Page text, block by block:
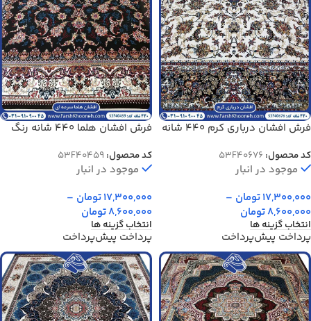
فرش افشان درباری کرم 440 شانه
کد محصول: 53F40676
موجود در انبار
17,300,000تومان –
8,600,000تومان
انتخاب گزینه ها
پرداخت پیش‌پرداخت
فرش افشان هلما 440 شانه رنگ
کد محصول: 53F40459
موجود در انبار
17,300,000تومان –
8,600,000تومان
انتخاب گزینه ها
پرداخت پیش‌پرداخت